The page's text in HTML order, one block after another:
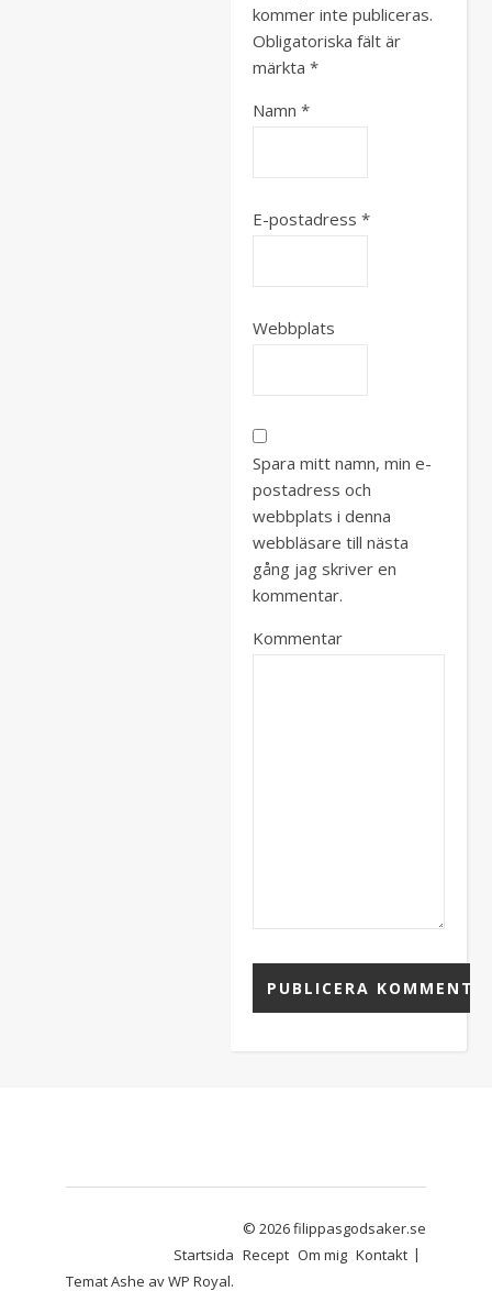
kommer inte publiceras.
Obligatoriska fält är
märkta *
Namn *
E-postadress *
Webbplats
Spara mitt namn, min e-
postadress och
webbplats i denna
webbläsare till nästa
gång jag skriver en
kommentar.
Kommentar
© 2026 filippasgodsaker.se
Startsida Recept Om mig Kontakt
Temat Ashe avWP Royal.